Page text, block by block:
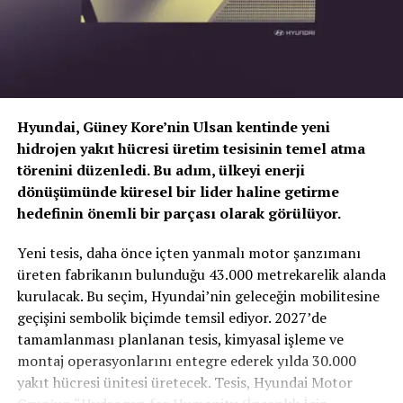
Sport ile Yere Basıyor
Türkiye’nin otomobiliTOGG T10Xgibi yüksek tork
değerlerine sahip elektrikli araçlarda, lastiğin zemine
tutunma kabiliyeti çok daha kritiktir.E-carturkiyeekibi
olarak bizzat deneyimlediğimizPetlas Snowmaster 2
Sport, performans odaklı yapısıyla elektrikli araçların
Hyundai, Güney Kore’nin Ulsan kentinde yeni
hidrojen yakıt hücresi üretim tesisinin temel atma
törenini düzenledi. Bu adım, ülkeyi enerji
dönüşümünde küresel bir lider haline getirme
hedefinin önemli bir parçası olarak görülüyor.
Yeni tesis, daha önce içten yanmalı motor şanzımanı
üreten fabrikanın bulunduğu 43.000 metrekarelik alanda
kurulacak. Bu seçim, Hyundai’nin geleceğin mobilitesine
geçişini sembolik biçimde temsil ediyor. 2027’de
tamamlanması planlanan tesis, kimyasal işleme ve
montaj operasyonlarını entegre ederek yılda 30.000
yakıt hücresi ünitesi üretecek. Tesis, Hyundai Motor